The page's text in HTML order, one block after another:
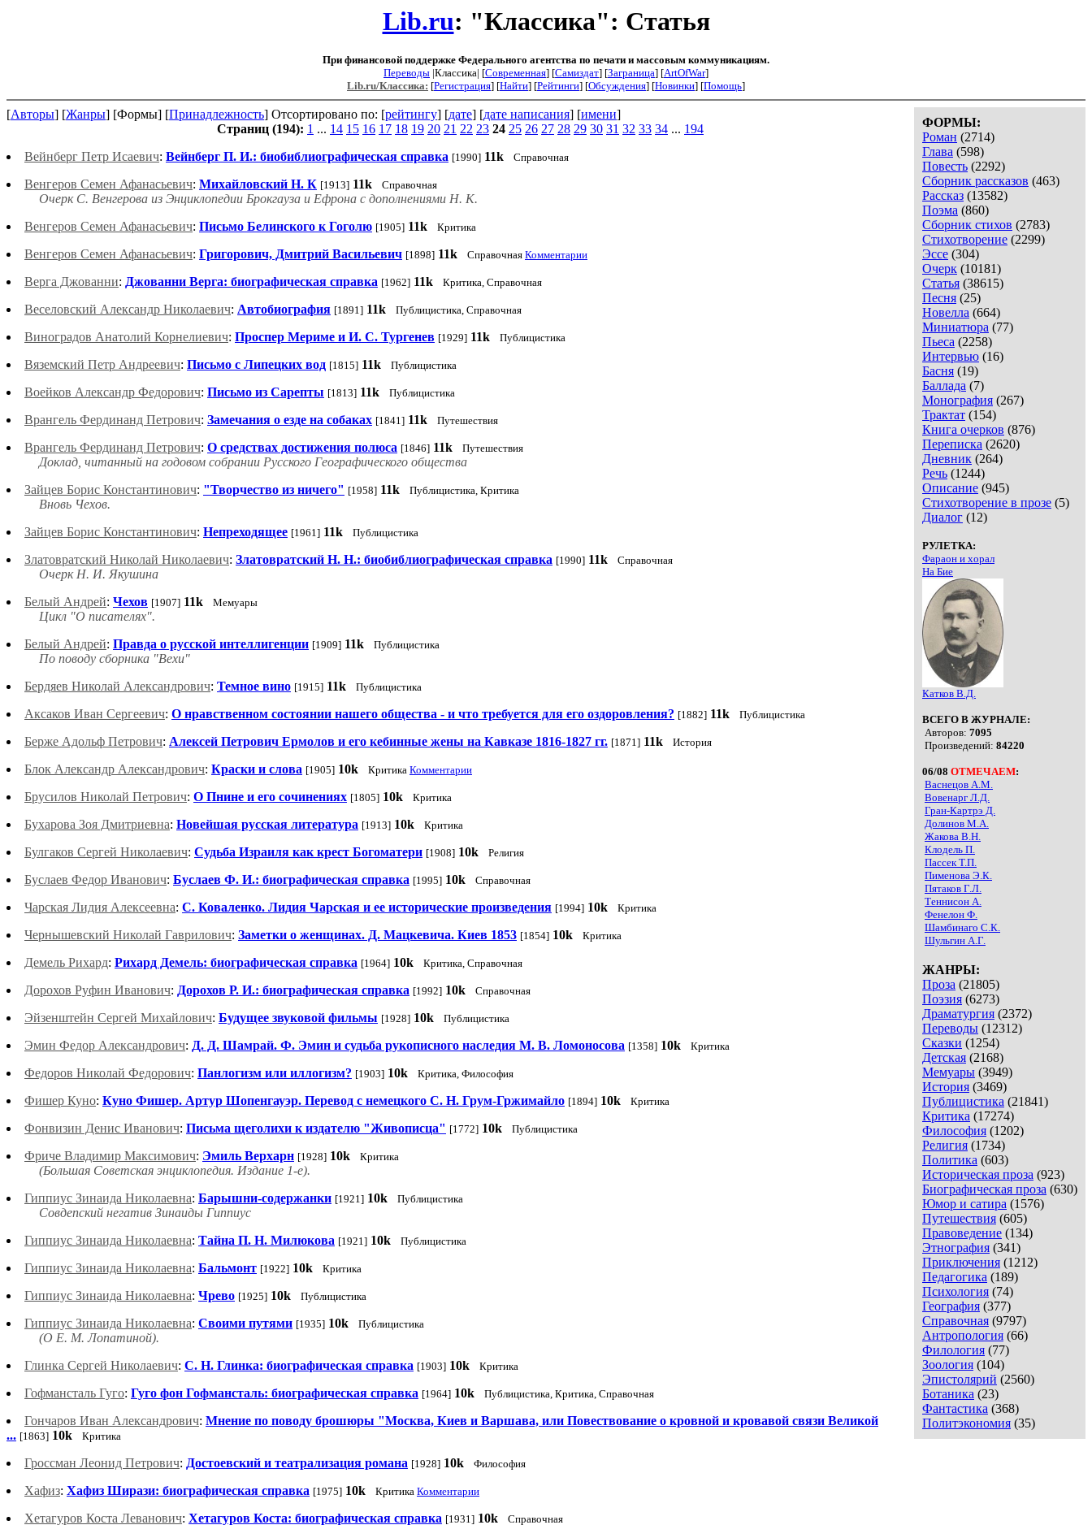
Lib.ru: "Классика": Статья
При финансовой поддержке Федерального агентства по печати и массовым коммуникациям.
Переводы |Классика| [Современная] [Самиздат] [Заграница] [ArtOfWar]
Lib.ru/Классика: [Регистрация] [Найти] [Рейтинги] [Обсуждения] [Новинки] [Помощь]
[Авторы] [Жанры] [Формы] [Принадлежность] Отсортировано по: [рейтингу] [дате] [дате написания] [имени]
ФОРМЫ:
Роман (2714)
Глава (598)
Повесть (2292)
Сборник рассказов (463)
Рассказ (13582)
Поэма (860)
Сборник стихов (2783)
Стихотворение (2299)
Эссе (304)
Очерк (10181)
Статья (38615)
Песня (25)
Новелла (664)
Миниатюра (77)
Пьеса (2258)
Интервью (16)
Басня (19)
Баллада (7)
Монография (267)
Трактат (154)
Книга очерков (876)
Переписка (2620)
Дневник (264)
Речь (1244)
Описание (945)
Стихотворение в прозе (5)
Диалог (12)
РУЛЕТКА:
Фараон и хорал
На Бие
Катков В.Д.
ВСЕГО В ЖУРНАЛЕ:
Авторов: 7095
Произведений: 84220
06/08 ОТМЕЧАЕМ:
Васнецов А.М.
Вовенарг Л.Д.
Гран-Картрэ Д.
Долинов М.А.
Жакова В.Н.
Клодель П.
Пассек Т.П.
Пименова Э.К.
Пятаков Г.Л.
Теннисон А.
Фенелон Ф.
Шамбинаго С.К.
Шульгин А.Г.
ЖАНРЫ:
Проза (21805)
Поэзия (6273)
Драматургия (2372)
Переводы (12312)
Сказки (1254)
Детская (2168)
Мемуары (3949)
История (3469)
Публицистика (21841)
Критика (17274)
Философия (1202)
Религия (1734)
Политика (603)
Историческая проза (923)
Биографическая проза (630)
Юмор и сатира (1576)
Путешествия (605)
Правоведение (134)
Этнография (341)
Приключения (1212)
Педагогика (189)
Психология (74)
География (377)
Справочная (9797)
Антропология (66)
Филология (77)
Зоология (104)
Эпистолярий (2560)
Ботаника (23)
Фантастика (368)
Политэкономия (35)
Страниц (194): 1 ... 14 15 16 17 18 19 20 21 22 23 24 25 26 27 28 29 30 31 32 33 34 ... 194
Вейнберг Петр Исаевич: Вейнберг П. И.: биобиблиографическая справка [1990] 11k Справочная
Венгеров Семен Афанасьевич: Михайловский Н. К [1913] 11k Справочная
Очерк С. Венгерова из Энциклопедии Брокгауза и Ефрона с дополнениями Н. К.
Венгеров Семен Афанасьевич: Письмо Белинского к Гоголю [1905] 11k Критика
Венгеров Семен Афанасьевич: Григорович, Дмитрий Васильевич [1898] 11k Справочная Комментарии
Верга Джованни: Джованни Верга: биографическая справка [1962] 11k Критика, Справочная
Веселовский Александр Николаевич: Автобиография [1891] 11k Публицистика, Справочная
Виноградов Анатолий Корнелиевич: Проспер Мериме и И. С. Тургенев [1929] 11k Публицистика
Вяземский Петр Андреевич: Письмо с Липецких вод [1815] 11k Публицистика
Воейков Александр Федорович: Письмо из Сарепты [1813] 11k Публицистика
Врангель Фердинанд Петрович: Замечания о езде на собаках [1841] 11k Путешествия
Врангель Фердинанд Петрович: О средствах достижения полюса [1846] 11k Путешествия
Доклад, читанный на годовом собрании Русского Географического общества
Зайцев Борис Константинович: "Творчество из ничего" [1958] 11k Публицистика, Критика
Вновь Чехов.
Зайцев Борис Константинович: Непреходящее [1961] 11k Публицистика
Златовратский Николай Николаевич: Златовратский Н. Н.: биобиблиографическая справка [1990] 11k Справочная
Очерк Н. И. Якушина
Белый Андрей: Чехов [1907] 11k Мемуары
Цикл "О писателях".
Белый Андрей: Правда о русской интеллигенции [1909] 11k Публицистика
По поводу сборника "Вехи"
Бердяев Николай Александрович: Темное вино [1915] 11k Публицистика
Аксаков Иван Сергеевич: О нравственном состоянии нашего общества - и что требуется для его оздоровления? [1882] 11k Публицистика
Берже Адольф Петрович: Алексей Петрович Ермолов и его кебинные жены на Кавказе 1816-1827 гг. [1871] 11k История
Блок Александр Александрович: Краски и слова [1905] 10k Критика Комментарии
Брусилов Николай Петрович: О Пнине и его сочинениях [1805] 10k Критика
Бухарова Зоя Дмитриевна: Новейшая русская литература [1913] 10k Критика
Булгаков Сергей Николаевич: Судьба Израиля как крест Богоматери [1908] 10k Религия
Буслаев Федор Иванович: Буслаев Ф. И.: биографическая справка [1995] 10k Справочная
Чарская Лидия Алексеевна: С. Коваленко. Лидия Чарская и ее исторические произведения [1994] 10k Критика
Чернышевский Николай Гаврилович: Заметки о женщинах. Д. Мацкевича. Киев 1853 [1854] 10k Критика
Демель Рихард: Рихард Демель: биографическая справка [1964] 10k Критика, Справочная
Дорохов Руфин Иванович: Дорохов Р. И.: биографическая справка [1992] 10k Справочная
Эйзенштейн Сергей Михайлович: Будущее звуковой фильмы [1928] 10k Публицистика
Эмин Федор Александрович: Д. Д. Шамрай. Ф. Эмин и судьба рукописного наследия М. В. Ломоносова [1358] 10k Критика
Федоров Николай Федорович: Панлогизм или иллогизм? [1903] 10k Критика, Философия
Фишер Куно: Куно Фишер. Артур Шопенгауэр. Перевод с немецкого С. Н. Грум-Гржимайло [1894] 10k Критика
Фонвизин Денис Иванович: Письма щеголихи к издателю "Живописца" [1772] 10k Публицистика
Фриче Владимир Максимович: Эмиль Верхарн [1928] 10k Критика
(Большая Советская энциклопедия. Издание 1-е).
Гиппиус Зинаида Николаевна: Барышни-содержанки [1921] 10k Публицистика
Совдепский негатив Зинаиды Гиппиус
Гиппиус Зинаида Николаевна: Тайна П. Н. Милюкова [1921] 10k Публицистика
Гиппиус Зинаида Николаевна: Бальмонт [1922] 10k Критика
Гиппиус Зинаида Николаевна: Чрево [1925] 10k Публицистика
Гиппиус Зинаида Николаевна: Своими путями [1935] 10k Публицистика
(О Е. М. Лопатиной).
Глинка Сергей Николаевич: С. Н. Глинка: биографическая справка [1903] 10k Критика
Гофмансталь Гуго: Гуго фон Гофмансталь: биографическая справка [1964] 10k Публицистика, Критика, Справочная
Гончаров Иван Александрович: Мнение по поводу брошюры "Москва, Киев и Варшава, или Повествование о кровной и кровавой связи Великой
... [1863] 10k Критика
Гроссман Леонид Петрович: Достоевский и театрализация романа [1928] 10k Философия
Хафиз: Хафиз Ширази: биографическая справка [1975] 10k Критика Комментарии
Хетагуров Коста Леванович: Хетагуров Коста: биографическая справка [1931] 10k Справочная